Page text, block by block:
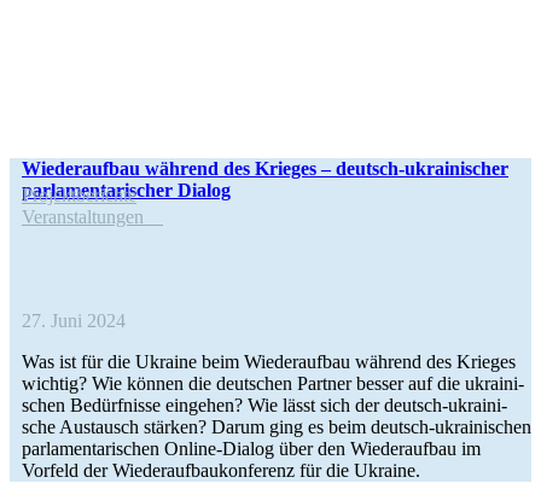
Wie­der­auf­bau während des Krieges – deutsch-ukrai­­ni­­scher
par­la­men­ta­ri­scher Dialog
Pro­jekt­be­richte
Ver­an­stal­tun­gen
27. Juni 2024
Was ist für die Ukraine beim Wie­der­auf­bau während des Krieges
wichtig? Wie können die deut­schen Partner besser auf die ukrai­ni­
schen Bedürf­nisse ein­ge­hen? Wie lässt sich der deutsch-ukrai­­ni­­
sche Aus­tausch stärken? Darum ging es beim deutsch-ukrai­­ni­­schen
par­la­men­ta­ri­schen Online-Dialog über den Wie­der­auf­bau im
Vorfeld der Wie­der­auf­bau­kon­fe­renz für die Ukraine.